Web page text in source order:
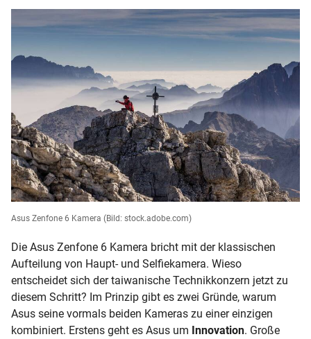
Asus Zenfone 6 Kamera (Bild: stock.adobe.com)
Die Asus Zenfone 6 Kamera bricht mit der klassischen
Aufteilung von Haupt- und Selfiekamera. Wieso
entscheidet sich der taiwanische Technikkonzern jetzt zu
diesem Schritt? Im Prinzip gibt es zwei Gründe, warum
Asus seine vormals beiden Kameras zu einer einzigen
kombiniert. Erstens geht es Asus um Innovation. Große